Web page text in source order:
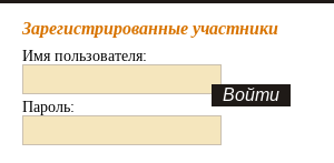
Зарегистрированные участники
Имя пользователя:
Пароль: